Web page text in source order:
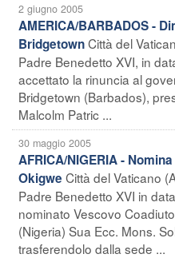
2 giugno 2005
AMERICA/BARBADOS -
BridgetownCittà del
Padre Benedetto XVI, in
accettato la rinuncia al
Bridgetown (Barbados),
Malcolm Patric ...
30 maggio 2005
AFRICA/NIGERIA -
Okigwe Città del Vaticano
Padre Benedetto XVI in
nominato Vescovo
(Nigeria) Sua Ecc. Mons.
trasferendolo dalla sede ...